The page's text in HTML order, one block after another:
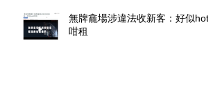
無牌龕場涉違法收新客：好似hotel
咁租